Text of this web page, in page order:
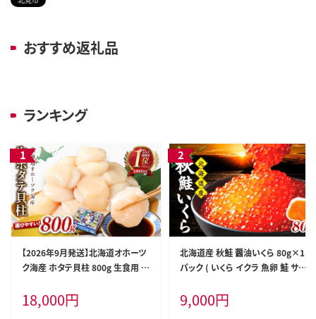
おすすめ返礼品
ランキング
【2026年9月発送】北海道オホーツ
ク海産 ホタテ貝柱 800g 生食用 (
たて お刺身 刺身 貝柱 海鮮丼 帆立
貝柱 人気 ふるさと納税 ホタテ )【0
18,000円
北海道産 秋鮭 醤油いくら 80g×1
パック ( いくら イクラ 魚卵 鮭 サケ
海道産 ふるさと納税 秋鮭 )【233-0
001】
9,000円